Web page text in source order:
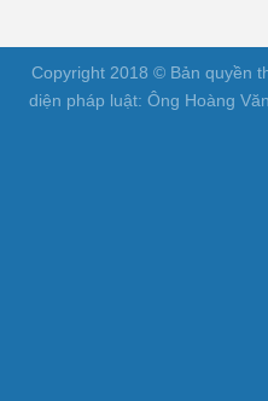
Copyright 2018 © Bản quyền
diện pháp luật: Ông Hoàng